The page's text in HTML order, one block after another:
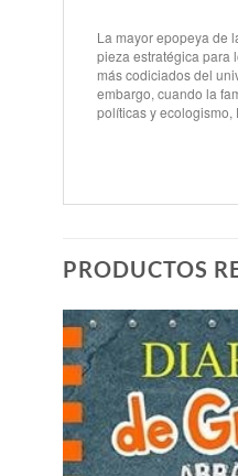
La mayor epopeya de
pieza estratégica para
más codiciados del
embargo, cuando la
políticas y ecologismo,
PRODUCTOS